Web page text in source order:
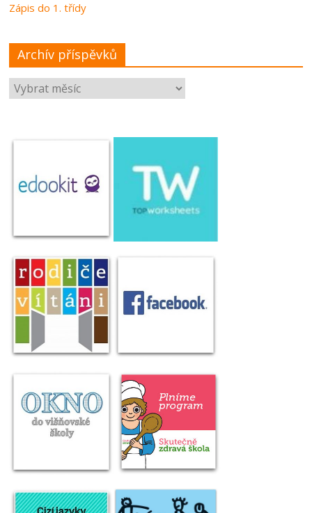
Zápis do 1. třídy
Archív příspěvků